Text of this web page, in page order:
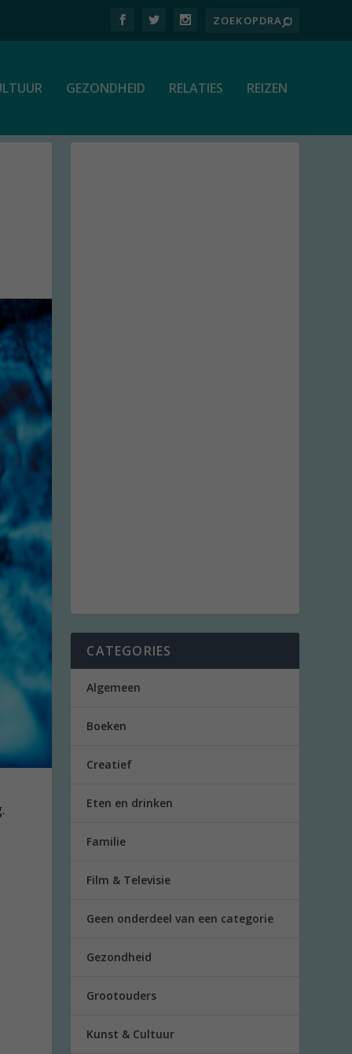
GEZONDHEID RELATIES REIZEN
CATEGORIES
Algemeen
Boeken
Creatief
Eten en drinken
Familie
Film & Televisie
Geen onderdeel van een categorie
Gezondheid
Grootouders
Kunst & Cultuur